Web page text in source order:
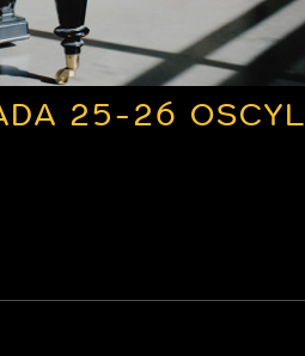
25-26 OSCYL